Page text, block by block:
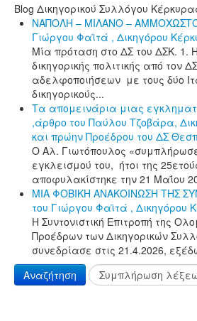
Blog Δικηγορικού Συλλόγου
ΝΑΠΟΛΗ – ΜΙΛΑΝΟ –
Γιώργου Φαϊτά , Δικηγόρου
Μία πρόταση στο ΔΣ του ΔΣΚ. 1.
δικηγορικής πολιτικής από τον
αδελφοποιήσεων με τους δύο
δικηγορικούς...
Τα απομεινάρια μιας
,άρθρο του Παύλου Τζοβάρα,
και πρώην Προέδρου του ΔΣ
Ο Αλ. Γιωτόπουλος
εγκλεισμού του, ήτοι της
αποφυλακίστηκε την 21 Μαΐου
ΜΙΑ ΦΟΒΙΚΗ ΑΝΑΚΟΙΝΩΣΗ ΤΗΣ
του Γιώργου Φαϊτά , Δικηγόρου
Η Συντονιστική Επιτροπή της
Προέδρων των Δικηγορικών
συνεδρίασε στις 21.4.2026,
Αναζήτηση